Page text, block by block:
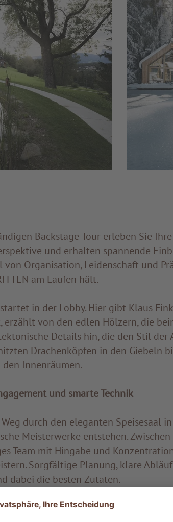
Backstage-Tour erleben Sie
und erhalten spannende
von Organisation, Leidenschaft und
am Laufen hält.
in der Lobby. Hier gibt Klaus
erzählt von den edlen Hölzern, die
Details hin, die den Stil der
Drachenköpfen in den Giebeln
Innenräumen.
und smarte Technik
durch den eleganten Speisesaal
Meisterwerke entstehen.
Team mit Hingabe und
Sorgfältige Planung, klare
dabei die besten Zutaten.
es über eine schmale Treppe hinab